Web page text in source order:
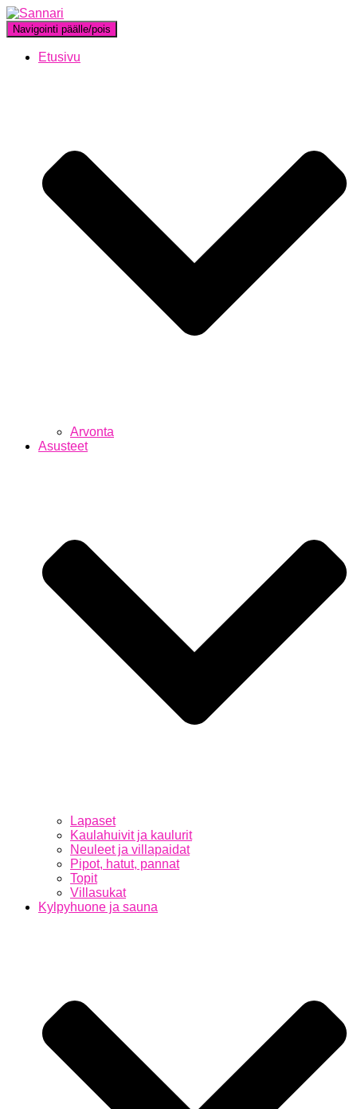
Navigointi päälle/pois
Etusivu
Arvonta
Asusteet
Lapaset
Kaulahuivit ja kaulurit
Neuleet ja villapaidat
Pipot, hatut, pannat
Topit
Villasukat
Kylpyhuone ja sauna